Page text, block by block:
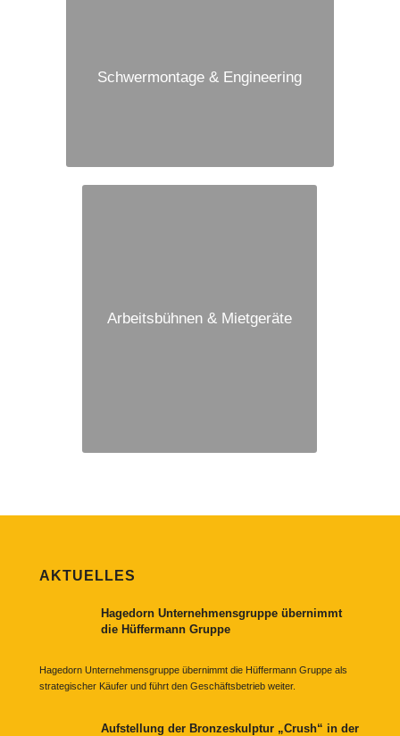
Schwermontage & Engineering
Arbeitsbühnen & Mietgeräte
AKTUELLES
Hagedorn Unternehmensgruppe übernimmt
die Hüffermann Gruppe
Hagedorn Unternehmensgruppe übernimmt die Hüffermann Gruppe als
strategischer Käufer und führt den Geschäftsbetrieb weiter.
Aufstellung der Bronzeskulptur „Crush“ in der